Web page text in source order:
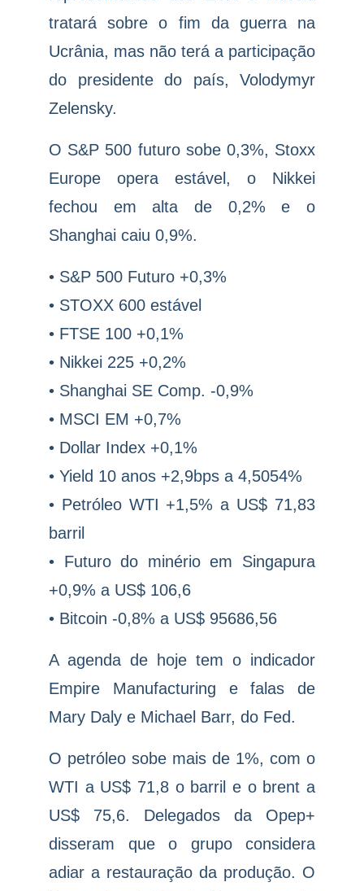
tratará sobre o fim da guerra na
Ucrânia, mas não terá a participação
do presidente do país, Volodymyr
Zelensky.
O S&P 500 futuro sobe 0,3%, Stoxx
Europe opera estável, o Nikkei
fechou em alta de 0,2% e o
Shanghai caiu 0,9%.
• S&P 500 Futuro +0,3%
• STOXX 600 estável
• FTSE 100 +0,1%
• Nikkei 225 +0,2%
• Shanghai SE Comp. -0,9%
• MSCI EM +0,7%
• Dollar Index +0,1%
• Yield 10 anos +2,9bps a 4,5054%
• Petróleo WTI +1,5% a US$ 71,83
barril
• Futuro do minério em Singapura
+0,9% a US$ 106,6
• Bitcoin -0,8% a US$ 95686,56
A agenda de hoje tem o indicador
Empire Manufacturing e falas de
Mary Daly e Michael Barr, do Fed.
O petróleo sobe mais de 1%, com o
WTI a US$ 71,8 o barril e o brent a
US$ 75,6. Delegados da Opep+
disseram que o grupo considera
adiar a restauração da produção. O